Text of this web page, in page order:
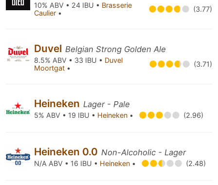
10% ABV • 24 IBU • Brasserie
Caulier • (3.77)
Duvel Belgian Strong Golden Ale
8.5% ABV • 33 IBU • Duvel
Moortgat • (3.71)
Heineken Lager - Pale
5% ABV • 19 IBU • Heineken • (2.96)
Heineken 0.0 Non-Alcoholic - Lager
N/A ABV • 16 IBU • Heineken • (2.48)